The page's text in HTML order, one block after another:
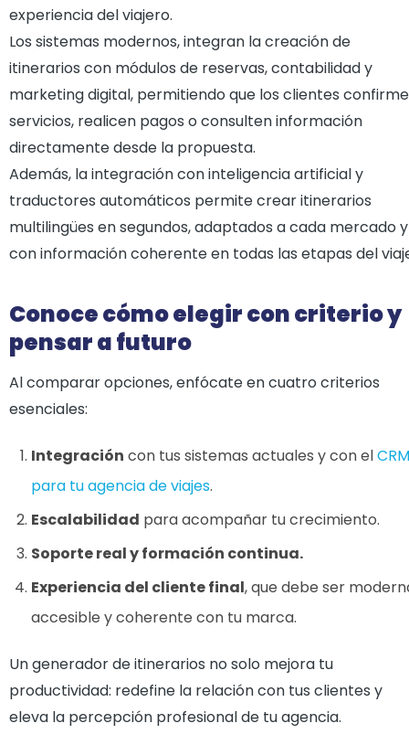
experiencia del viajero.
Los sistemas modernos, integran la creación de
itinerarios con módulos de reservas, contabilidad y
marketing digital, permitiendo que los clientes
servicios, realicen pagos o consulten información
directamente desde la propuesta.
Además, la integración con inteligencia artificial y
traductores automáticos permite crear itinerarios
multilingües en segundos, adaptados a cada mercado y
con información coherente en todas las etapas del
Conoce cómo elegir con criterio y
pensar a futuro
Al comparar opciones, enfócate en cuatro criterios
esenciales:
Integración con tus sistemas actuales y con elCRM
para tu agencia de viajes.
Escalabilidad para acompañar tu crecimiento.
Soporte real y formación continua.
Experiencia del cliente final, que debe ser
accesible y coherente con tu marca.
Un generador de itinerarios no solo mejora tu
productividad: redefine la relación con tus clientes y
eleva la percepción profesional de tu agencia.